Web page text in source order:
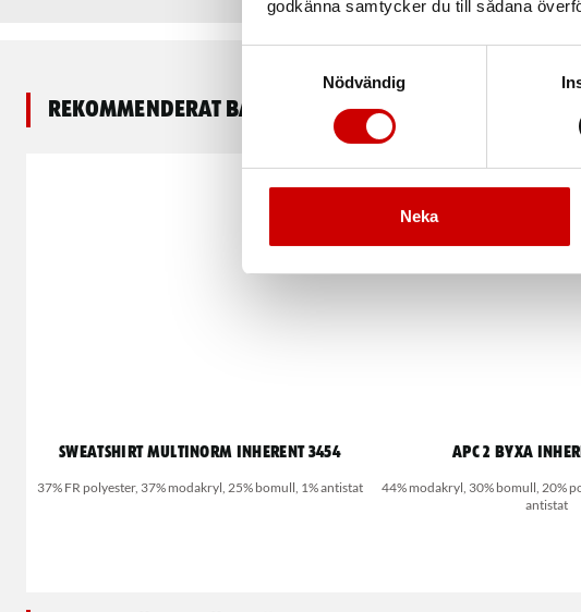
godkänna samtycker du till sådana
Nödvändig
Neka
Rekommenderat baserat på vald produkt
Sweatshirt Multinorm Inherent 3454
37% FR polyester, 37% modakryl, 25% bomull, 1% antistat
APC 2 Byxa
44% modakryl, 30% bomull, 20%
antistat